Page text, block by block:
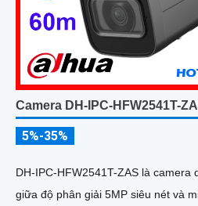
Camera DH-IPC-HFW2541T-
5%-35%
DH-IPC-HFW2541T-ZAS là camera
giữa độ phân giải 5MP siêu nét và